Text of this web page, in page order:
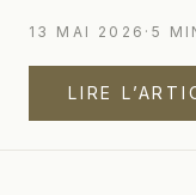
13 MAI 2026 · 5
LIRE